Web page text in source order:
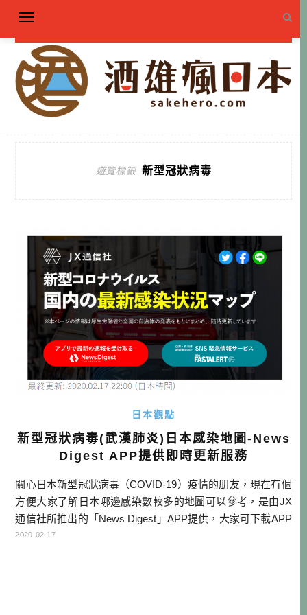
遊覽標籤 新型冠狀病毒
日本觀點
新型冠狀病毒(武漢肺炎)日本感染地圖-News
Digest APP提供即時更新服務
關心日本新型冠狀病毒（COVID-19）疫情的朋友，現在有個
方便大家了解日本哪邊感染數較多的地圖可以參考，是由JX
通信社所推出的「News Digest」APP提供，大家可下載APP
看即時更新的地圖，當然不下載APP也可以看他們的網頁版
2020-02-17